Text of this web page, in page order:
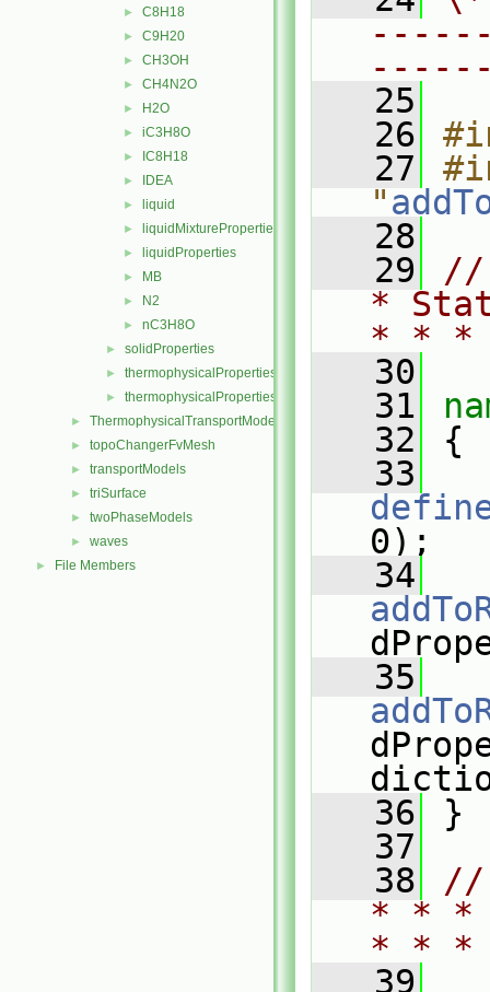
► C8H18
► C9H20
► CH3OH
► CH4N2O
► H2O
► iC3H8O
► IC8H18
► IDEA
► liquid
► liquidMixtureProperties
► liquidProperties
► MB
► N2
► nC3H8O
► solidProperties
► thermophysicalProperties
► thermophysicalPropertiesSelector
► ThermophysicalTransportModels
► topoChangerFvMesh
► transportModels
► triSurface
► twoPhaseModels
► waves
► File Members
   25
   26
   27
"
   28
   29
//
*
* *
   30
   31
   32
{
   33
0);
   34
   35
   36
}
   37
   38
//
* * *
* *
   39